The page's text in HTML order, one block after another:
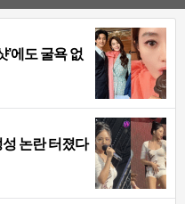
’에도 굴욕 없
논란 터졌다